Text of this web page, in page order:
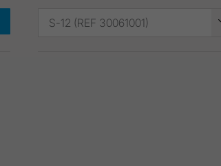
S-12 (REF 30061001)